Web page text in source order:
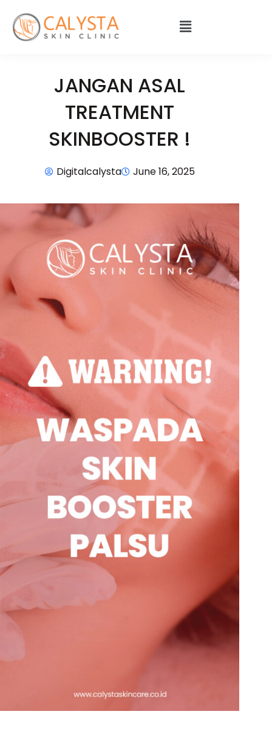
JANGAN ASAL
TREATMENT
SKINBOOSTER !
Digitalcalysta June 16, 2025